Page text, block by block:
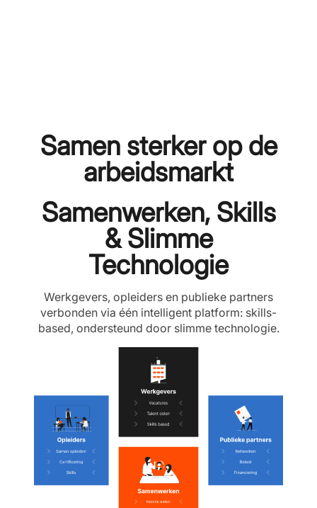
Samen sterker op de
arbeidsmarkt
Samenwerken, Skills
& Slimme
Technologie
Werkgevers, opleiders en publieke partners
verbonden via één intelligent platform: skills-
based, ondersteund door slimme technologie.